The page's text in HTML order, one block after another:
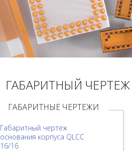
ГАБАРИТНЫЙ
ГАБАРИТНЫЕ ЧЕРТЕЖИ
Габаритный чертеж
основания корпуса QLCC
16/16